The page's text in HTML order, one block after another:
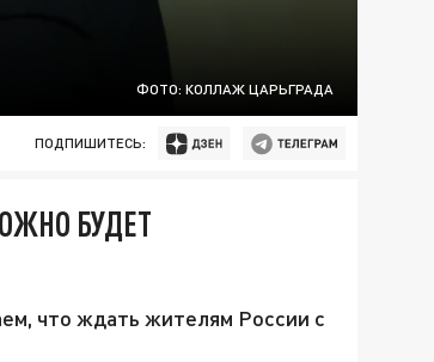
ФОТО: КОЛЛАЖ ЦАРЬГРАДА
ПОДПИШИТЕСЬ:
БУДЕТ
что ждать жителям России с